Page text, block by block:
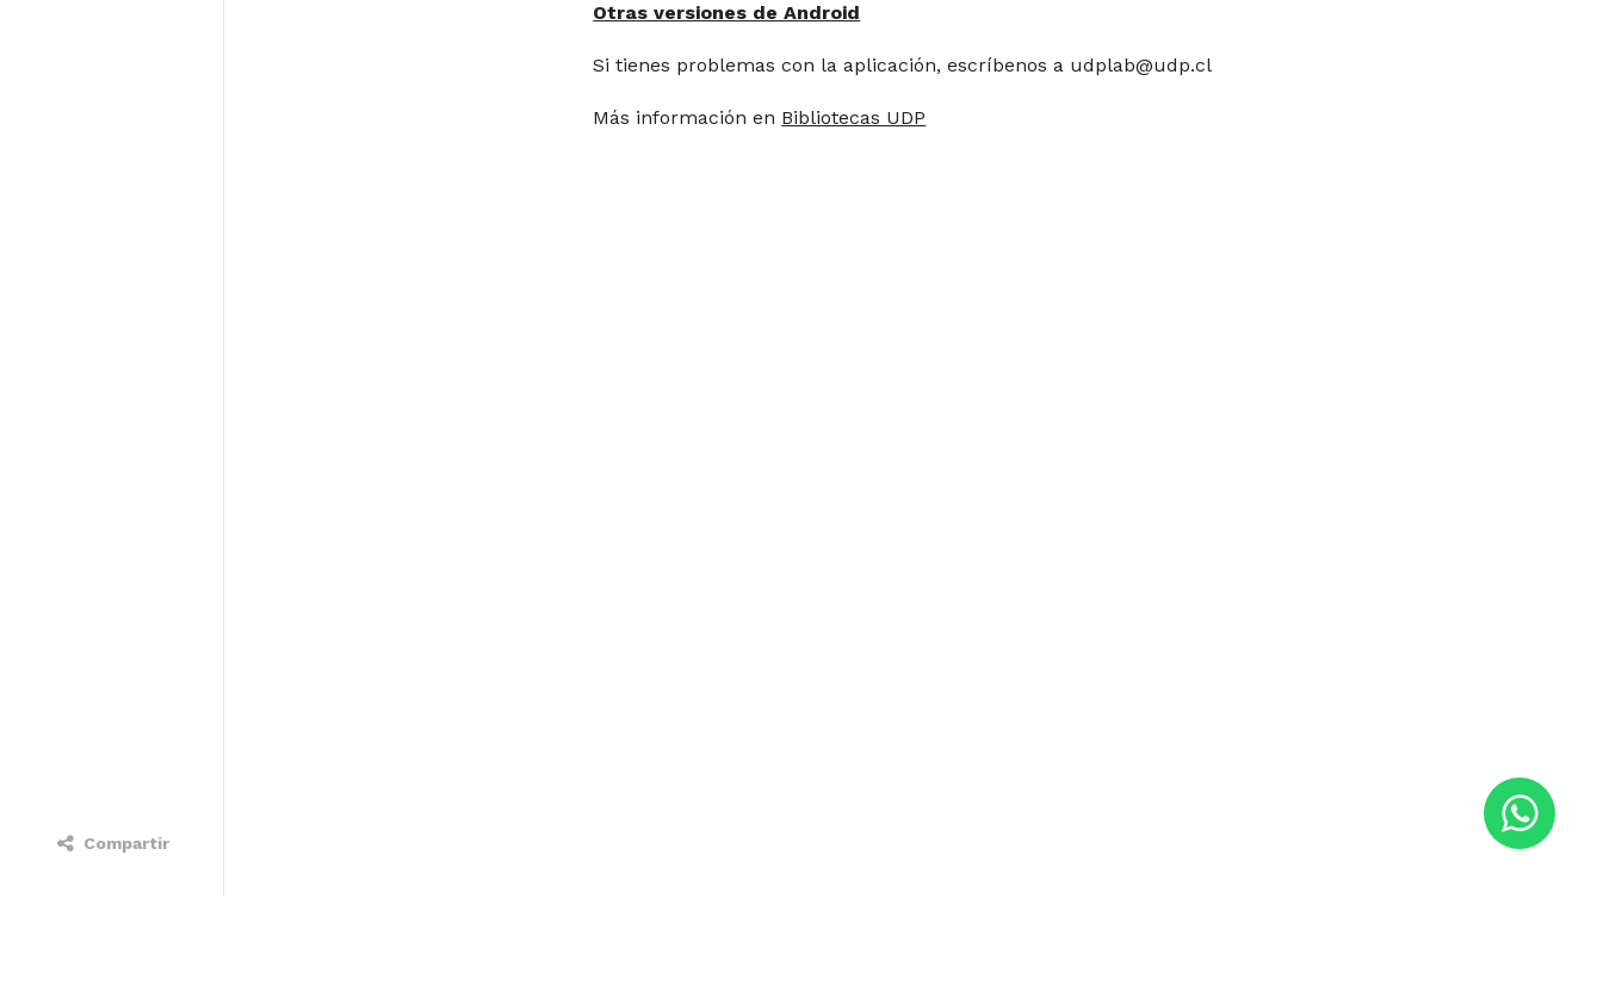
Compartir
Otras versiones de Android
Si tienes problemas con la aplicación, escríbenos a udplab@udp.cl
Más información en Bibliotecas UDP